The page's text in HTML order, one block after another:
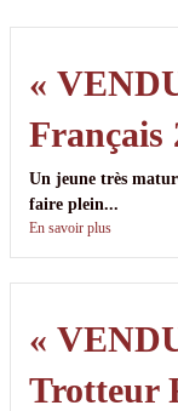
«
Français
Un jeune très
faire plein...
En savoir plus
«
Trotteur